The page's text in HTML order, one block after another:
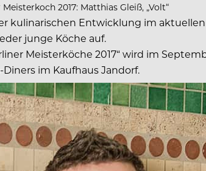
2017: Matthias Gleiß, „Volt“
kulinarischen Entwicklung im
junge Köche auf.
Meisterköche 2017“ wird im
im Kaufhaus Jandorf.